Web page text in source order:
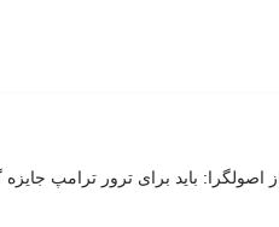
اصولگرا: باید برای ترور ترامپ